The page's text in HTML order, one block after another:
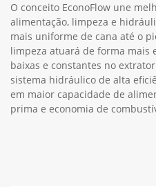
O conceito EconoFlow une
alimentação, limpeza e
mais uniforme de cana até o
limpeza atuará de forma mais
baixas e constantes no
sistema hidráulico de alta
em maior capacidade de
prima e economia de